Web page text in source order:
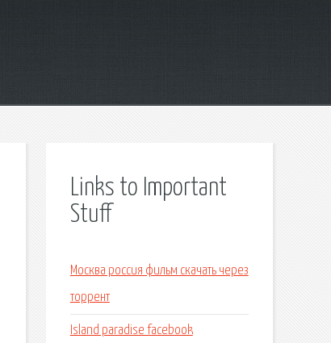
Links to Important
Stuff
Москва россия фильм скачать через
торрент
Island paradise facebook